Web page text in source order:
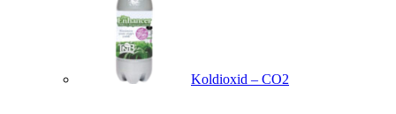
Koldioxid – CO2